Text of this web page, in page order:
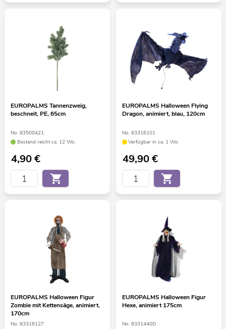
EUROPALMS Tannenzweig,
beschneit, PE, 65cm
No. 83500421
Bestand reicht ca. 12 Wo.
4,90€
EUROPALMS Halloween Flying
Dragon, animiert, blau, 120cm
No. 83316101
Verfügbar in ca. 1 Wo.
49,90€
EUROPALMS Halloween Figur
Zombie mit Kettensäge, animiert,
170cm
No. 83316127
EUROPALMS Halloween Figur
Hexe, animiert 175cm
No. 8331440D